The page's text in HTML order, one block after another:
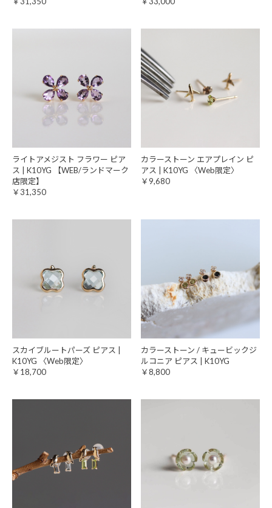
ライトアメジスト フラワー ピア
ス | K10YG 【WEB/ランドマーク
店限定】
￥31,350
カラーストーン エアプレイン ピ
アス | K10YG 〈Web限定〉
￥9,680
スカイブルートパーズ ピアス |
K10YG 〈Web限定〉
￥18,700
カラーストーン / キュービックジ
ルコニア ピアス | K10YG
￥8,800